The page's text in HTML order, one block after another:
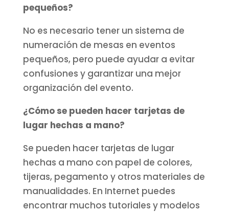
pequeños?
No es necesario tener un sistema de
numeración de mesas en eventos
pequeños, pero puede ayudar a evitar
confusiones y garantizar una mejor
organización del evento.
¿Cómo se pueden hacer tarjetas de
lugar hechas a mano?
Se pueden hacer tarjetas de lugar
hechas a mano con papel de colores,
tijeras, pegamento y otros materiales de
manualidades. En Internet puedes
encontrar muchos tutoriales y modelos